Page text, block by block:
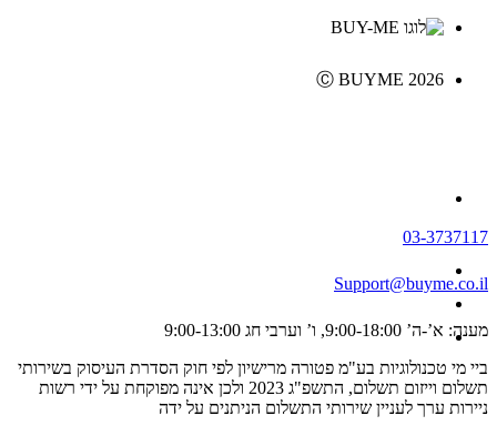
Ⓒ BUYME 2026
03-3737117
Support@buyme.co.il
מענה: א’-ה’ 9:00-18:00, ו’ וערבי חג 9:00-13:00
ביי מי טכנולוגיות בע"מ פטורה מרישיון לפי חוק הסדרת העיסוק בשירותי
תשלום וייזום תשלום, התשפ"ג 2023 ולכן אינה מפוקחת על ידי רשות
ניירות ערך לעניין שירותי התשלום הניתנים על ידה